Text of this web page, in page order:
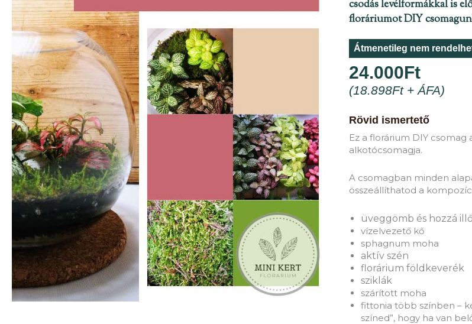
csodás levélformákkal is
floráriumot DIY
Átmenetileg nem
24.000Ft
(18.898Ft+ ÁFA)
Rövid ismertető
Ez a florárium DIY csomag
alkotócsomagja.
A csomagban minden
összeállíthatod a
üveggömb és hozzá
vízelvezető kő
sphagnum moha
aktív szén
florárium földkeverék
sziklák
szárított moha
fittonia több színben –
színed”, hogy ha van